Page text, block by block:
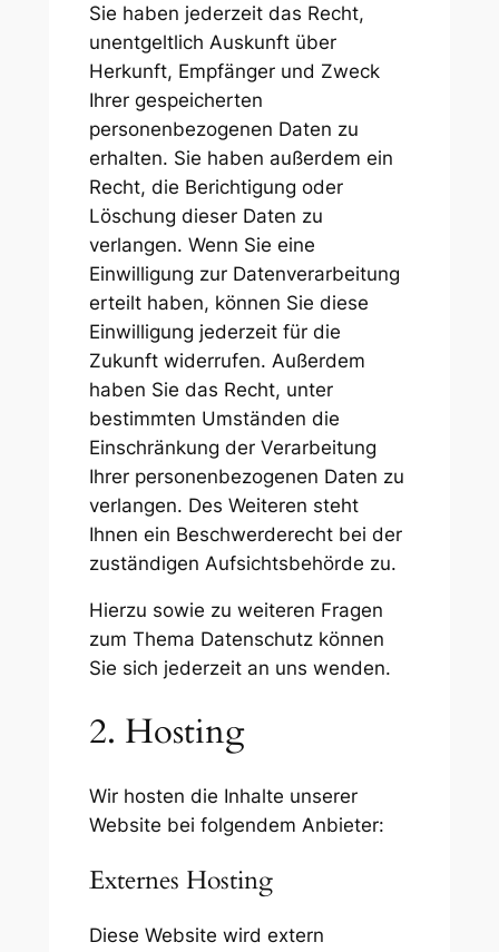
Sie haben jederzeit das Recht,
unentgeltlich Auskunft über
Herkunft, Empfänger und Zweck
Ihrer gespeicherten
personenbezogenen Daten zu
erhalten. Sie haben außerdem ein
Recht, die Berichtigung oder
Löschung dieser Daten zu
verlangen. Wenn Sie eine
Einwilligung zur Datenverarbeitung
erteilt haben, können Sie diese
Einwilligung jederzeit für die
Zukunft widerrufen. Außerdem
haben Sie das Recht, unter
bestimmten Umständen die
Einschränkung der Verarbeitung
Ihrer personenbezogenen Daten zu
verlangen. Des Weiteren steht
Ihnen ein Beschwerderecht bei der
zuständigen Aufsichtsbehörde zu.
Hierzu sowie zu weiteren Fragen
zum Thema Datenschutz können
Sie sich jederzeit an uns wenden.
2. Hosting
Wir hosten die Inhalte unserer
Website bei folgendem Anbieter:
Externes Hosting
Diese Website wird extern